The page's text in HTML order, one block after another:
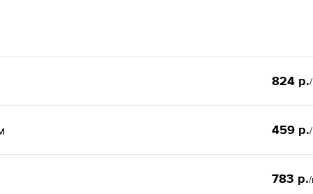
824 р.
459 р.
783 р.